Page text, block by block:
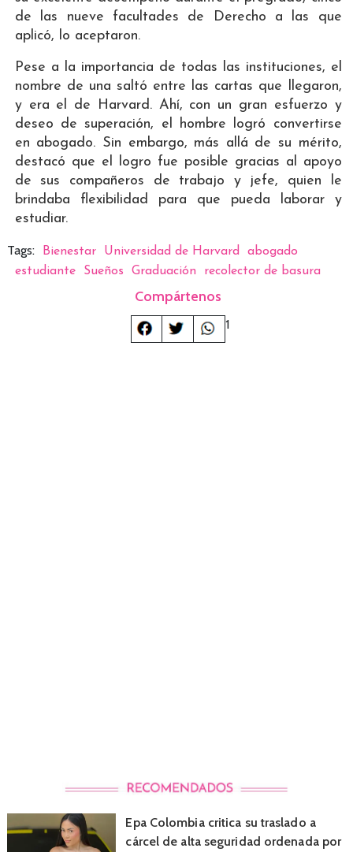
de las nueve facultades de Derecho a las que
aplicó, lo aceptaron.
Pese a la importancia de todas las instituciones, el
nombre de una saltó entre las cartas que llegaron,
y era el de Harvard. Ahí, con un gran esfuerzo y
deseo de superación, el hombre logró convertirse
en abogado. Sin embargo, más allá de su mérito,
destacó que el logro fue posible gracias al apoyo
de sus compañeros de trabajo y jefe, quien le
brindaba flexibilidad para que pueda laborar y
estudiar.
Tags: Bienestar Universidad de Harvard
abogado
estudiante
Sueños Graduación recolector de basura
Compártenos
1
Epa Colombia critica su traslado a
cárcel de alta seguridad ordenada por